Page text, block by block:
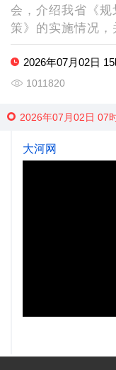
会，介绍我省《
策》的实施情况，
2026年07月02日
1011820
2026年07月02日 07
大河网